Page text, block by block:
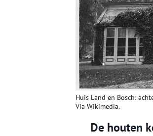
Huis Land en Bosch:
Via Wikimedia.
De houten